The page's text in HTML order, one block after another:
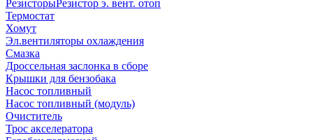
РезисторыРезистор э. вент. отоп
Термостат
Хомут
Эл.вентиляторы охлаждения
Смазка
Дроссельная заслонка в сборе
Крышки для бензобака
Насос топливный
Насос топливный (модуль)
Очиститель
Трос акселератора